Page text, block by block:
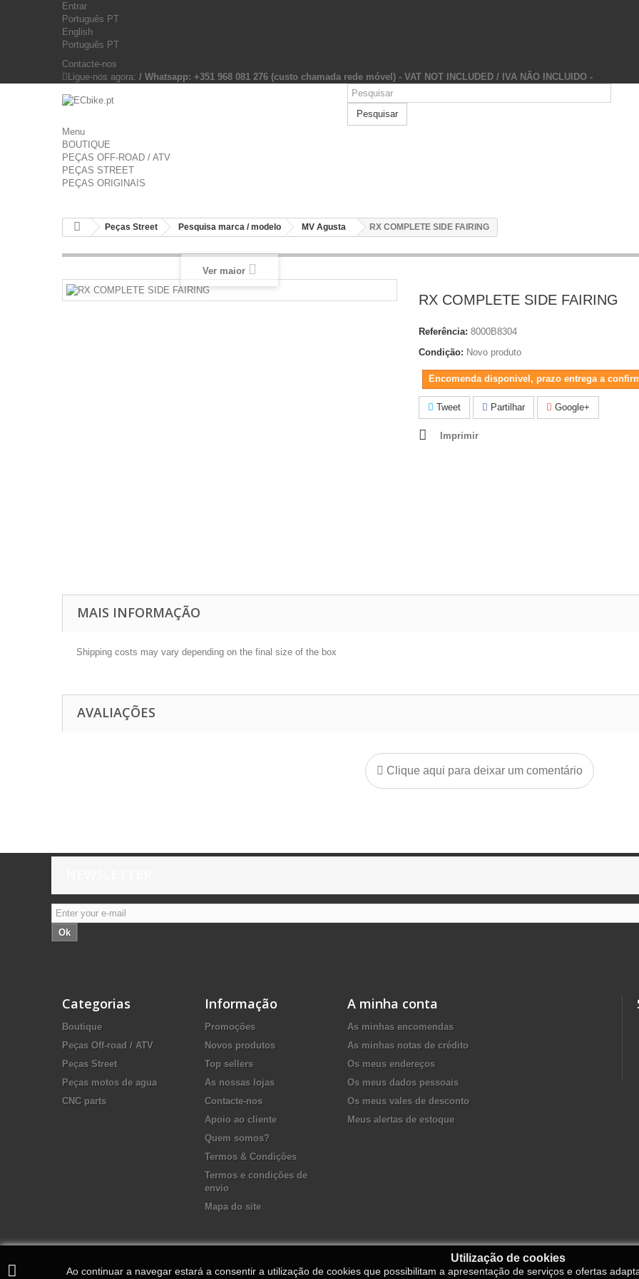
Entrar
Português PT
English
Português PT
Contacte-nos
Ligue-nos agora: / Whatsapp: +351 968 081 276 (custo chamada rede móvel) - VAT NOT INCLUDED / IVA NÃO INCLUIDO -
Pesquisar
Menu
BOUTIQUE
PEÇAS OFF-ROAD / ATV
PEÇAS STREET
PEÇAS ORIGINAIS
Peças Street Pesquisa marca / modelo MV Agusta RX COMPLETE SIDE FAIRING
Ver maior
RX COMPLETE SIDE FAIRING
Referência: 8000B8304
Condição: Novo produto
Encomenda disponivel, prazo entrega a
Tweet Partilhar Google+
Imprimir
MAIS INFORMAÇÃO
Shipping costs may vary depending on the final size of the box
AVALIAÇÕES
Clique aqui para deixar um comentário
Ok
Categorias
Boutique
Peças Off-road / ATV
Peças Street
Peças motos de agua
CNC parts
Informação
Promoções
Novos produtos
Top sellers
As nossas lojas
Contacte-nos
Apoio ao cliente
Quem somos?
Termos & Condições
Termos e condições de
envio
Mapa do site
A minha conta
As minhas encomendas
As minhas notas de crédito
Os meus endereços
Os meus dados pessoais
Os meus vales de desconto
Meus alertas de estoque
Utilização de cookies
Ao continuar a navegar estará a consentir a utilização de cookies que possibilitam a apresentação de serviços e ofertas